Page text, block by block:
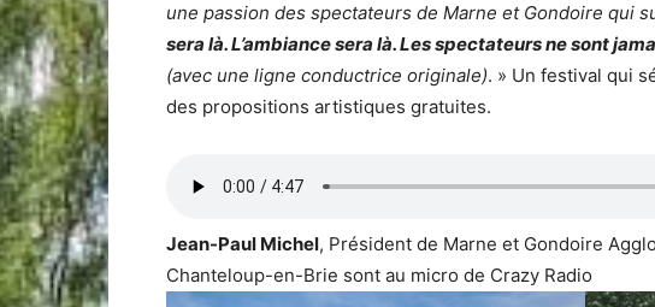
une passion des spectateurs de Marne et Gondoire qui
sera là. L’ambiance sera là. Les spectateurs ne sont
(avec une ligne conductrice originale). » Un festival qui
des propositions artistiques gratuites.
Jean-Paul Michel, Président de Marne et Gondoire
Chanteloup-en-Brie sont au micro de Crazy Radio